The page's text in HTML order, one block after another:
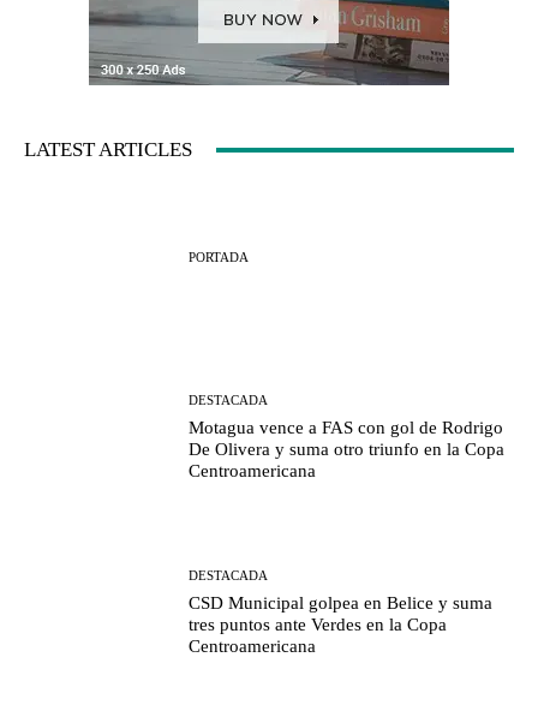
LATEST ARTICLES
PORTADA
DESTACADA
Motagua vence a FAS con gol de Rodrigo
De Olivera y suma otro triunfo en la Copa
Centroamericana
DESTACADA
CSD Municipal golpea en Belice y suma
tres puntos ante Verdes en la Copa
Centroamericana